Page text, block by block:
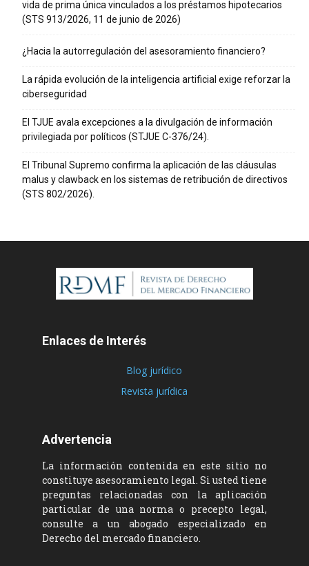
vida de prima única vinculados a los préstamos hipotecarios
(STS 913/2026, 11 de junio de 2026)
¿Hacia la autorregulación del asesoramiento financiero?
La rápida evolución de la inteligencia artificial exige reforzar la
ciberseguridad
El TJUE avala excepciones a la divulgación de información
privilegiada por políticos (STJUE C-376/24).
El Tribunal Supremo confirma la aplicación de las cláusulas
malus y clawback en los sistemas de retribución de directivos
(STS 802/2026).
Enlaces de Interés
Blog jurídico
Revista jurídica
Advertencia
La información contenida en este sitio no
constituye asesoramiento legal. Si usted tiene
preguntas relacionadas con la aplicación
particular de una norma o precepto legal,
consulte a un abogado especializado en
Derecho del mercado financiero.